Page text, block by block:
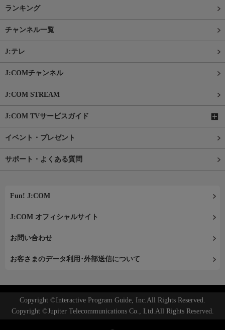
ランキング
チャンネル一覧
J:テレ
J:COMチャンネル
J:COM STREAM
J:COM TVサービスガイド
イベント・プレゼント
サポート・よくある質問
Fun! J:COM
J:COM オフィシャルサイト
お問い合わせ
お客さまのデータ利用･外部送信について
Copyright ©Interactive Program Guide, Inc.All Rights Reserved.
Copyright ©Jupiter Telecommunications Co., Ltd.All Rights Reserved.